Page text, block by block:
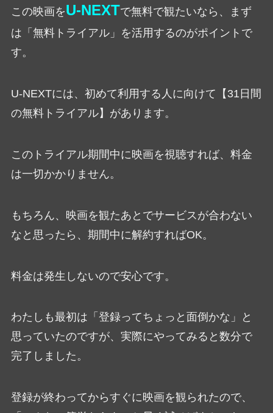
この映画をU-NEXTで無料で観たいなら、まず
は「無料トライアル」を活用するのがポイントで
す。
U-NEXTには、初めて利用する人に向けて【31日間
の無料トライアル】があります。
このトライアル期間中に映画を視聴すれば、料金
は一切かかりません。
もちろん、映画を観たあとでサービスが合わない
なと思ったら、期間中に解約すればOK。
料金は発生しないので安心です。
わたしも最初は「登録ってちょっと面倒かな」と
思っていたのですが、実際にやってみると数分で
完了しました。
登録が終わってからすぐに映画を観られたので、